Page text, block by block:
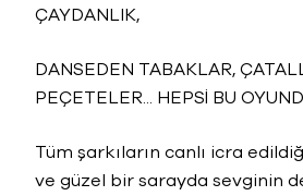
ÇAYDANLIK,
DANSEDEN TABAKLAR,
PEÇETELER... HEPSİ BU
Tüm şarkıların canlı icra
ve güzel bir sarayda sevginin